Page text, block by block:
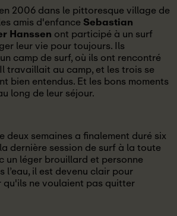
2006 dans le pittoresque village de
amis d'enfanceSebastian
Hanssen ont participé à un surf
leur vie pour toujours. Ils
camp de surf, où ils ont rencontré
travaillait au camp, et les trois se
bien entendus. Et les bons moments
long de leur séjour.
deux semaines a finalement duré six
dernière session de surf à la toute
un léger brouillard et personne
l’eau, il est devenu clair pour
ne voulaient pas quitter